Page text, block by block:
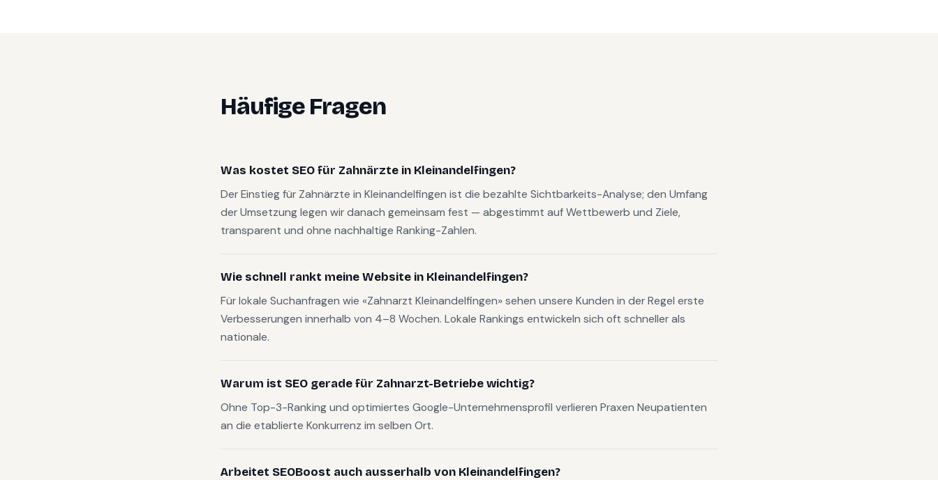
Häufige Fragen
Was kostet SEO für Zahnärzte in Kleinandelfingen?
Der Einstieg für Zahnärzte in Kleinandelfingen ist die bezahlte Sichtbarkeits-Analyse; den Umfang
der Umsetzung legen wir danach gemeinsam fest — abgestimmt auf Wettbewerb und Ziele,
transparent und ohne nachhaltige Ranking-Zahlen.
Wie schnell rankt meine Website in Kleinandelfingen?
Für lokale Suchanfragen wie «Zahnarzt Kleinandelfingen» sehen unsere Kunden in der Regel erste
Verbesserungen innerhalb von 4–8 Wochen. Lokale Rankings entwickeln sich oft schneller als
nationale.
Warum ist SEO gerade für Zahnarzt-Betriebe wichtig?
Ohne Top-3-Ranking und optimiertes Google-Unternehmensprofil verlieren Praxen Neupatienten
an die etablierte Konkurrenz im selben Ort.
Arbeitet SEOBoost auch ausserhalb von Kleinandelfingen?